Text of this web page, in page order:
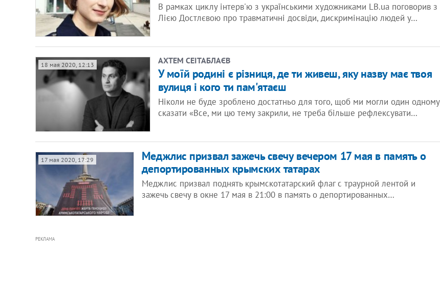
В рамках циклу інтерв'ю з українськими художниками LB.ua поговорив з
Лією Достлєвою про травматичні досвіди, дискримінацію людей у…
18 мая 2020, 12:13 АХТЕМ СЕІТАБЛАЄВ
У моїй родині є різниця, де ти живеш, яку назву має твоя
вулиця і кого ти пам'ятаєш
Ніколи не буде зроблено достатньо для того, щоб ми могли один одному
сказати «Все, ми цю тему закрили, не треба більше рефлексувати…
17 мая 2020, 17:29
Меджлис призвал зажечь свечу вечером 17 мая в память о
депортированных крымских татарах
Меджлис призвал поднять крымскотатарский флаг с траурной лентой и
зажечь свечу в окне 17 мая в 21:00 в память о депортированных…
РЕКЛАМА